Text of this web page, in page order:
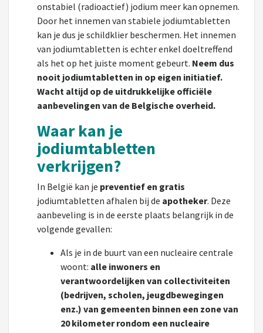
onstabiel (radioactief) jodium meer kan opnemen.
Door het innemen van stabiele jodiumtabletten
kan je dus je schildklier beschermen. Het innemen
van jodiumtabletten is echter enkel doeltreffend
als het op het juiste moment gebeurt. Neem dus
nooit jodiumtabletten in op eigen initiatief.
Wacht altijd op de uitdrukkelijke officiële
aanbevelingen van de Belgische overheid.
Waar kan je
jodiumtabletten
verkrijgen?
In België kan je preventief en gratis
jodiumtabletten afhalen bij de apotheker. Deze
aanbeveling is in de eerste plaats belangrijk in de
volgende gevallen:
Als je in de buurt van een nucleaire centrale
woont: alle inwoners en
verantwoordelijken van collectiviteiten
(bedrijven, scholen, jeugdbewegingen
enz.) van gemeenten binnen een zone van
20 kilometer rondom een nucleaire